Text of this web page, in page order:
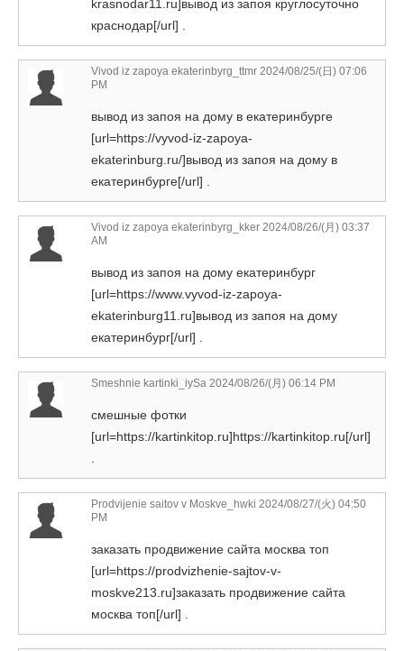
krasnodar11.ru]вывод из запоя круглосуточно
краснодар[/url] .
Vivod iz zapoya ekaterinbyrg_ttmr 2024/08/25/(日) 07:06
PM
вывод из запоя на дому в екатеринбурге
[url=https://vyvod-iz-zapoya-
ekaterinburg.ru/]вывод из запоя на дому в
екатеринбурге[/url] .
Vivod iz zapoya ekaterinbyrg_kker 2024/08/26/(月) 03:37
AM
вывод из запоя на дому екатеринбург
[url=https://www.vyvod-iz-zapoya-
ekaterinburg11.ru]вывод из запоя на дому
екатеринбург[/url] .
Smeshnie kartinki_iySa 2024/08/26/(月) 06:14 PM
смешные фотки
[url=https://kartinkitop.ru]https://kartinkitop.ru[/url]
Prodvijenie saitov v Moskve_hwki 2024/08/27/(火) 04:50
PM
заказать продвижение сайта москва топ
[url=https://prodvizhenie-sajtov-v-
moskve213.ru]заказать продвижение сайта
москва топ[/url] .